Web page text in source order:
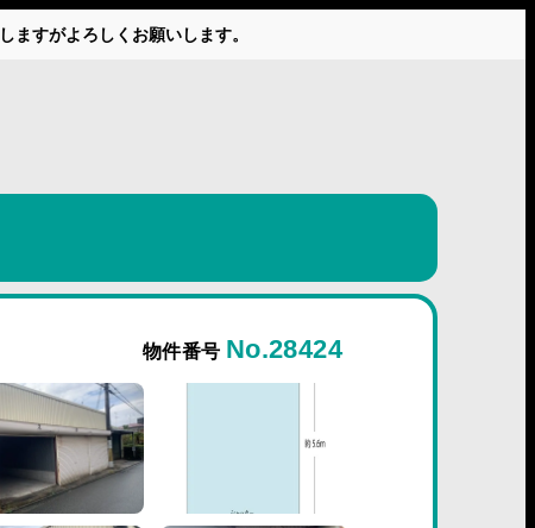
すがよろしくお願いします。
物件番号 No.28424